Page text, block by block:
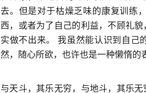
去。但是对于枯燥乏味的康复训练
西，或者为了自己的利益，不顾礼
实做不出来。 我虽然能认识到自己
然，随心所欲，也许也是一种懒惰的
与天斗，其乐无穷，与地斗，其乐